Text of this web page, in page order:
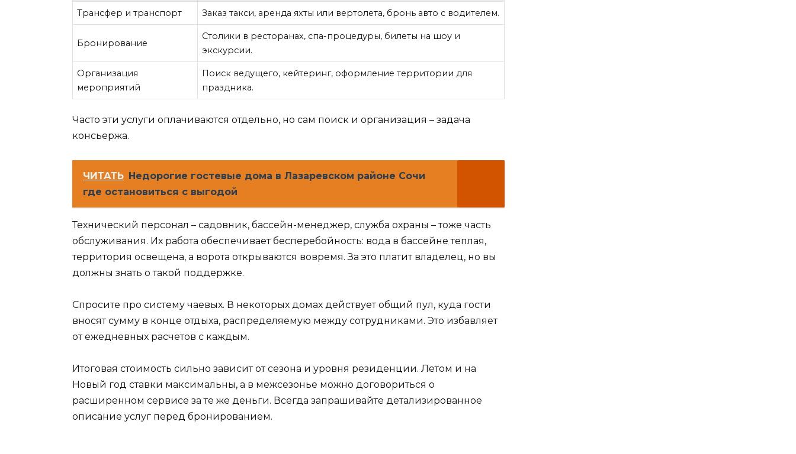
Трансфер и транспорт Заказ такси, аренда яхты или вертолета, бронь авто с водителем.
Бронирование
Столики в ресторанах, спа-процедуры, билеты на шоу и
экскурсии.
Организация
мероприятий
Поиск ведущего, кейтеринг, оформление территории для
праздника.
Часто эти услуги оплачиваются отдельно, но сам поиск и организация – задача
консьержа.
ЧИТАТЬ Недорогие гостевые дома в Лазаревском районе Сочи
где остановиться с выгодой
Технический персонал – садовник, бассейн-менеджер, служба охраны – тоже часть
обслуживания. Их работа обеспечивает бесперебойность: вода в бассейне теплая,
территория освещена, а ворота открываются вовремя. За это платит владелец, но вы
должны знать о такой поддержке.
Спросите про систему чаевых. В некоторых домах действует общий пул, куда гости
вносят сумму в конце отдыха, распределяемую между сотрудниками. Это избавляет
от ежедневных расчетов с каждым.
Итоговая стоимость сильно зависит от сезона и уровня резиденции. Летом и на
Новый год ставки максимальны, а в межсезонье можно договориться о
расширенном сервисе за те же деньги. Всегда запрашивайте детализированное
описание услуг перед бронированием.